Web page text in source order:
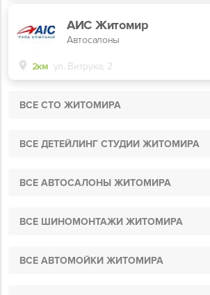
АИС Житомир
Автосалоны
2км ул. Витрука, 2
ВСЕ СТО ЖИТОМИРА
ВСЕ ДЕТЕЙЛИНГ СТУДИИ ЖИТОМИРА
ВСЕ АВТОСАЛОНЫ ЖИТОМИРА
ВСЕ ШИНОМОНТАЖИ ЖИТОМИРА
ВСЕ АВТОМОЙКИ ЖИТОМИРА